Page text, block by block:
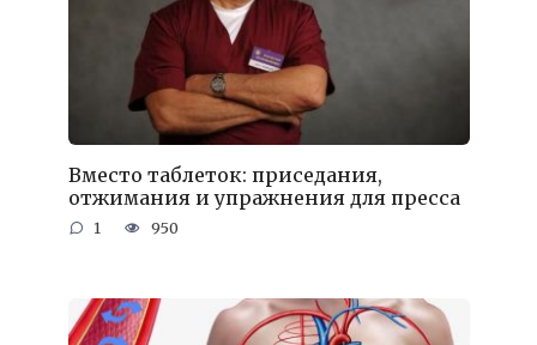
Вместо таблеток: приседания,
отжимания и упражнения для пресса
1 950